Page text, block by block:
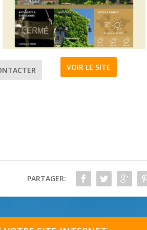
VOIR LE SITE
PARTAGER: